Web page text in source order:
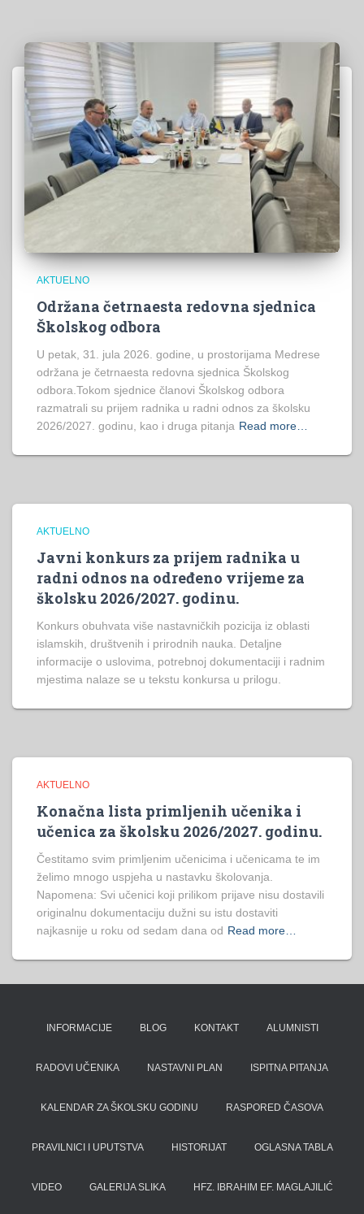
AKTUELNO
Održana četrnaesta redovna sjednica
Školskog odbora
U petak, 31. jula 2026. godine, u prostorijama Medrese
održana je četrnaesta redovna sjednica Školskog
odbora.Tokom sjednice članovi Školskog odbora
razmatrali su prijem radnika u radni odnos za školsku
2026/2027. godinu, kao i druga pitanja Read more…
AKTUELNO
Javni konkurs za prijem radnika u
radni odnos na određeno vrijeme za
školsku 2026/2027. godinu.
Konkurs obuhvata više nastavničkih pozicija iz oblasti
islamskih, društvenih i prirodnih nauka. Detaljne
informacije o uslovima, potrebnoj dokumentaciji i radnim
mjestima nalaze se u tekstu konkursa u prilogu.
AKTUELNO
Konačna lista primljenih učenika i
učenica za školsku 2026/2027. godinu.
Čestitamo svim primljenim učenicima i učenicama te im
želimo mnogo uspjeha u nastavku školovanja.
Napomena: Svi učenici koji prilikom prijave nisu dostavili
originalnu dokumentaciju dužni su istu dostaviti
najkasnije u roku od sedam dana od Read more…
INFORMACIJE BLOG KONTAKT ALUMNISTI
RADOVI UČENIKA NASTAVNI PLAN ISPITNA PITANJA
KALENDAR ZA ŠKOLSKU GODINU RASPORED ČASOVA
PRAVILNICI I UPUTSTVA HISTORIJAT OGLASNA TABLA
VIDEO GALERIJA SLIKA HFZ. IBRAHIM EF. MAGLAJILIĆ